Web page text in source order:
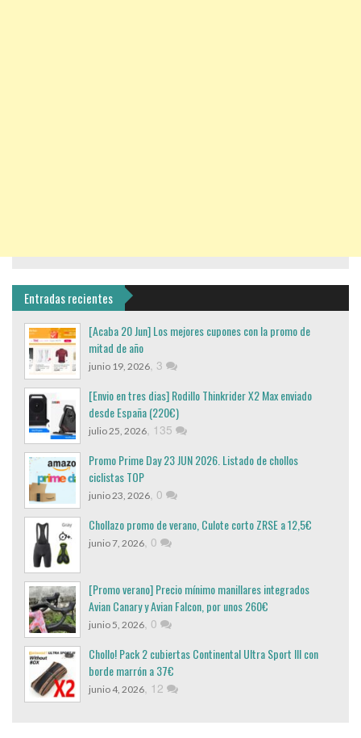
Entradas recientes
[Acaba 20 Jun] Los mejores cupones con la promo de
mitad de año
junio 19, 2026, 3
[Envio en tres dias] Rodillo Thinkrider X2 Max enviado
desde España (220€)
julio 25, 2026, 135
Promo Prime Day 23 JUN 2026. Listado de chollos
ciclistas TOP
junio 23, 2026, 0
Chollazo promo de verano, Culote corto ZRSE a 12,5€
junio 7, 2026, 0
[Promo verano] Precio mínimo manillares integrados
Avian Canary y Avian Falcon, por unos 260€
junio 5, 2026, 0
Chollo! Pack 2 cubiertas Continental Ultra Sport III con
borde marrón a 37€
junio 4, 2026, 12